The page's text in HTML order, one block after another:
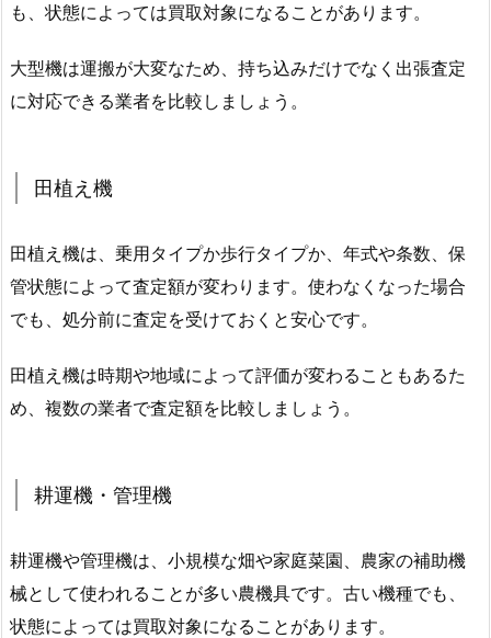
も、状態によっては買取対象になることがあります。
大型機は運搬が大変なため、持ち込みだけでなく出張査定
に対応できる業者を比較しましょう。
田植え機
田植え機は、乗用タイプか歩行タイプか、年式や条数、保
管状態によって査定額が変わります。使わなくなった場合
でも、処分前に査定を受けておくと安心です。
田植え機は時期や地域によって評価が変わることもあるた
め、複数の業者で査定額を比較しましょう。
耕運機・管理機
耕運機や管理機は、小規模な畑や家庭菜園、農家の補助機
械として使われることが多い農機具です。古い機種でも、
状態によっては買取対象になることがあります。